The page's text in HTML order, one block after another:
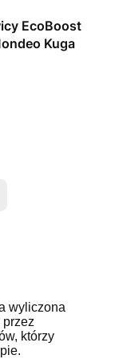
EcoBoost
Kuga
do ostatniej
wyliczona
którzy